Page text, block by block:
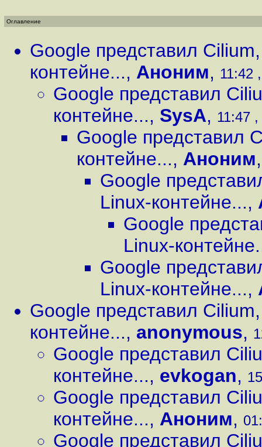
Оглавление
Google представил
контейне..., Аноним, 11:42
Google представил
контейне..., SysA, 11:47
Google представил
контейне..., Аноним
Google
Linux-контейне...,
Google
Linux-
Google
Linux-контейне...,
Google представил
контейне..., anonymous,
Google представил
контейне..., evkogan,
Google представил
контейне..., Аноним,
Google представил